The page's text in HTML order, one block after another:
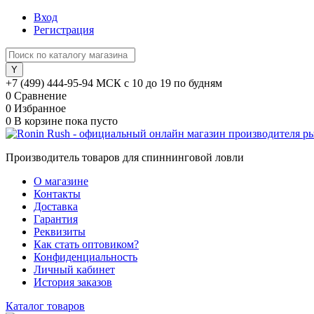
Вход
Регистрация
+7 (499) 444-95-94 МСК с 10 до 19 по будням
0 Сравнение
0 Избранное
0 В корзине пока пусто
Производитель товаров для спиннинговой ловли
О магазине
Контакты
Доставка
Гарантия
Реквизиты
Как стать оптовиком?
Конфиденциальность
Личный кабинет
История заказов
Каталог товаров